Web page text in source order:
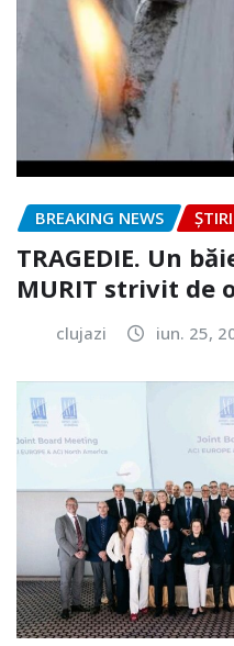
BREAKING NEWS
TRAGEDIE. Un
MURIT strivit de
clujazi iun. 25,